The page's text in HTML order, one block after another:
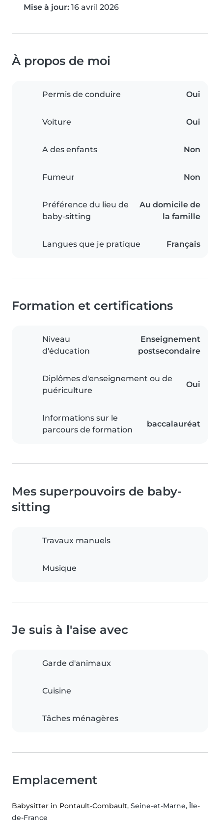
Mise à jour: 16 avril 2026
À propos de moi
Permis de conduire Oui
Voiture Oui
A des enfants Non
Fumeur Non
Préférence du lieu de
baby-sitting
Au domicile de
la famille
Langues que je pratique Français
Formation et certifications
Niveau
d'éducation
Enseignement
postsecondaire
Diplômes d'enseignement ou de
puériculture
Oui
Informations sur le
parcours de formation
baccalauréat
Mes superpouvoirs de baby-
sitting
Travaux manuels
Musique
Je suis à l'aise avec
Garde d'animaux
Cuisine
Tâches ménagères
Emplacement
Babysitter in Pontault-Combault, Seine-et-Marne, Île-
de-France